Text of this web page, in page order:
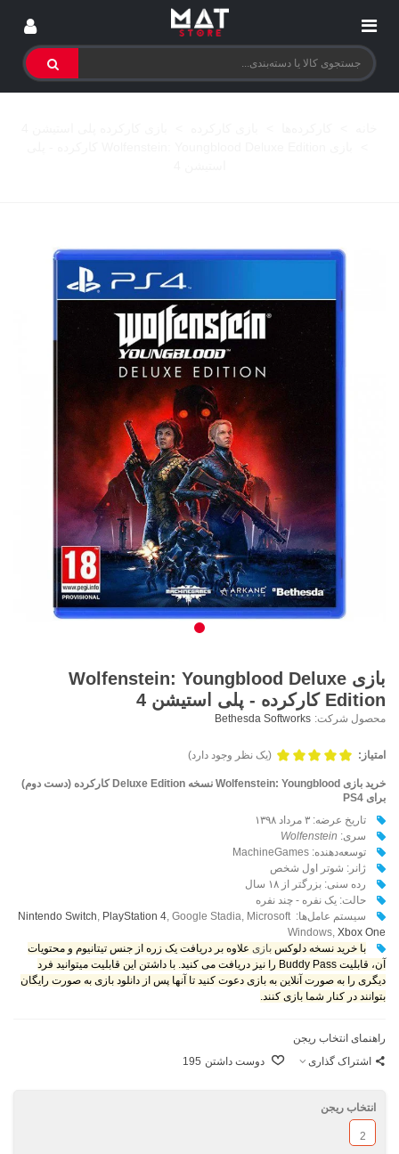
بازی Wolfenstein: Youngblood Deluxe
Edition کارکرده - پلی استیشن 4
محصول شرکت: Bethesda Softworks
امتیاز: (یک نظر وجود دارد)
خرید بازی Wolfenstein: Youngblood نسخه Deluxe Edition کارکرده (دست دوم)
برای PS4
تاریخ عرضه: ۳ مرداد ۱۳۹۸
سری: Wolfenstein
توسعه‌دهنده: MachineGames
ژانر: شوتر اول شخص
رده سنی: بزرگتر از ۱۸ سال
حالت: یک نفره - چند نفره
سیستم عامل‌ها:
Nintendo Switch PlayStation 4, Google Stadia, Microsoft
Windows, Xbox One
با خرید نسخه دلوکسبازی علاوه بر دریافت یک زره از جنس تیتانیوم و محتویات
آن، قابلیت Buddy Pass را نیز دریافت می کنید. با داشتن این قابلیت میتوانید فرد
دیگری را به صورت آنلاین به بازی دعوت کنید تا آنها پس از دانلود بازی به صورت رایگان
بتوانند در کنار شما بازی کنند.
راهنمای انتخاب ریجن
اشتراک گذاری
دوست داشتن 195
انتخاب ریجن
2